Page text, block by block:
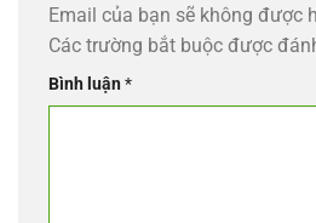
Email của bạn sẽ không được
Các trường bắt buộc được
Bình luận*